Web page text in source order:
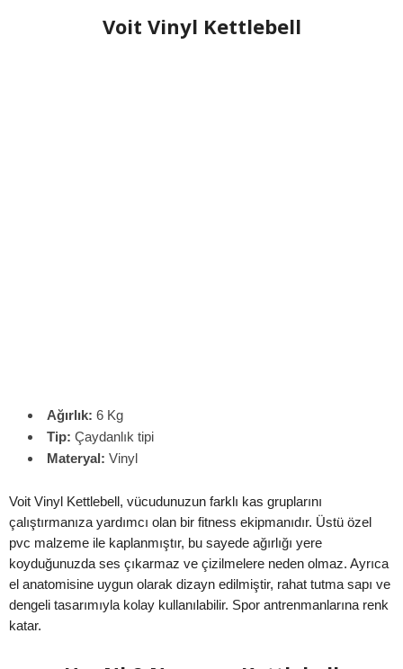
Voit Vinyl Kettlebell
Ağırlık: 6 Kg
Tip: Çaydanlık tipi
Materyal: Vinyl
Voit Vinyl Kettlebell, vücudunuzun farklı kas gruplarını
çalıştırmanıza yardımcı olan bir fitness ekipmanıdır. Üstü özel
pvc malzeme ile kaplanmıştır, bu sayede ağırlığı yere
koyduğunuzda ses çıkarmaz ve çizilmelere neden olmaz. Ayrıca
el anatomisine uygun olarak dizayn edilmiştir, rahat tutma sapı ve
dengeli tasarımıyla kolay kullanılabilir. Spor antrenmanlarına renk
katar.